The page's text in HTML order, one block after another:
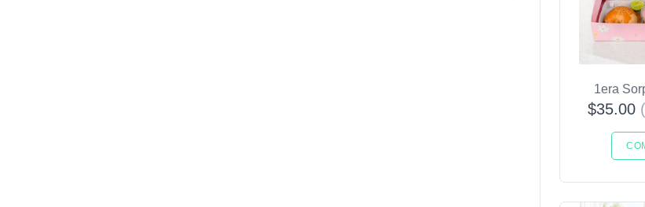
1era
$35.00